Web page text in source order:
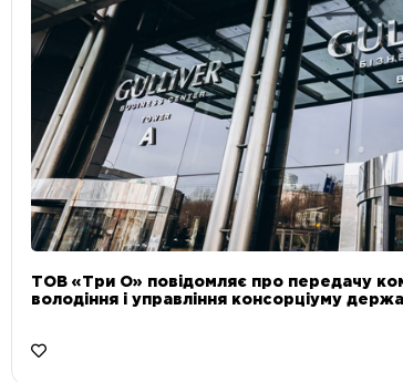
ТОВ «Три О» повідомляє про передачу
володіння і управління консорціуму